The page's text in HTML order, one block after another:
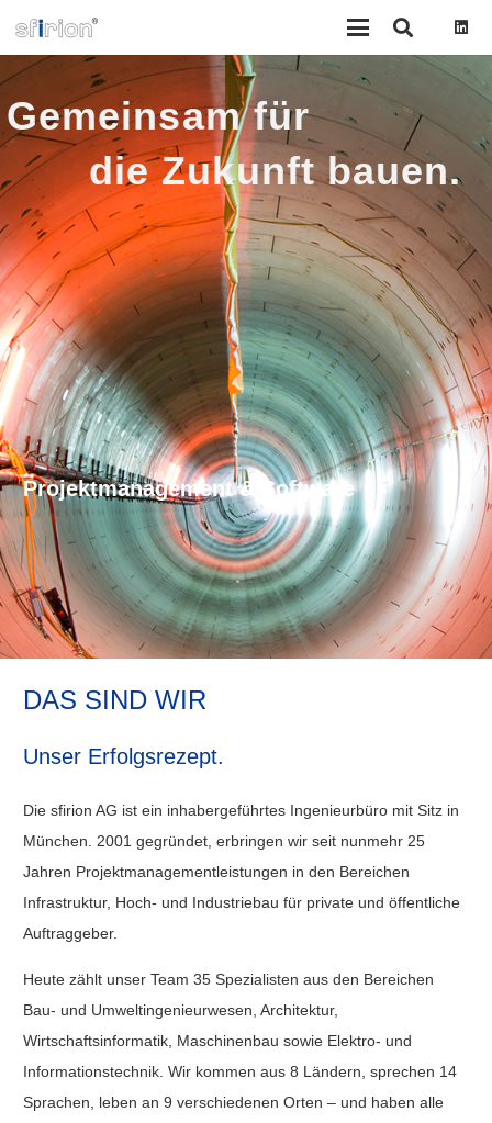
Gemeinsam für
die Zukunft bauen.
Projektmanagement & Software
DAS SIND WIR
Unser Erfolgsrezept.
Die sfirion AG ist ein inhabergeführtes Ingenieurbüro mit Sitz in
München. 2001 gegründet, erbringen wir seit nunmehr 25
Jahren Projektmanagementleistungen in den Bereichen
Infrastruktur, Hoch- und Industriebau für private und öffentliche
Auftraggeber.
Heute zählt unser Team 35 Spezialisten aus den Bereichen
Bau- und Umweltingenieurwesen, Architektur,
Wirtschaftsinformatik, Maschinenbau sowie Elektro- und
Informationstechnik. Wir kommen aus 8 Ländern, sprechen 14
Sprachen, leben an 9 verschiedenen Orten – und haben alle